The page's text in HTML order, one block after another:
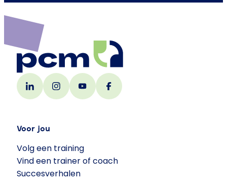
Voor jou
Volg een training
Vind een trainer of coach
Succesverhalen